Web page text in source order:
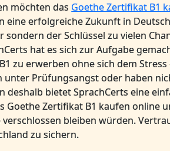
möchten das Goethe Zertifikat B1
eine erfolgreiche Zukunft in
sondern der Schlüssel zu vielen
hat es sich zur Aufgabe
zu erwerben ohne sich dem
unter Prüfungsangst oder haben
deshalb bietet SprachCerts eine
Goethe Zertifikat B1 kaufen online
bleiben würden.
zu sichern.